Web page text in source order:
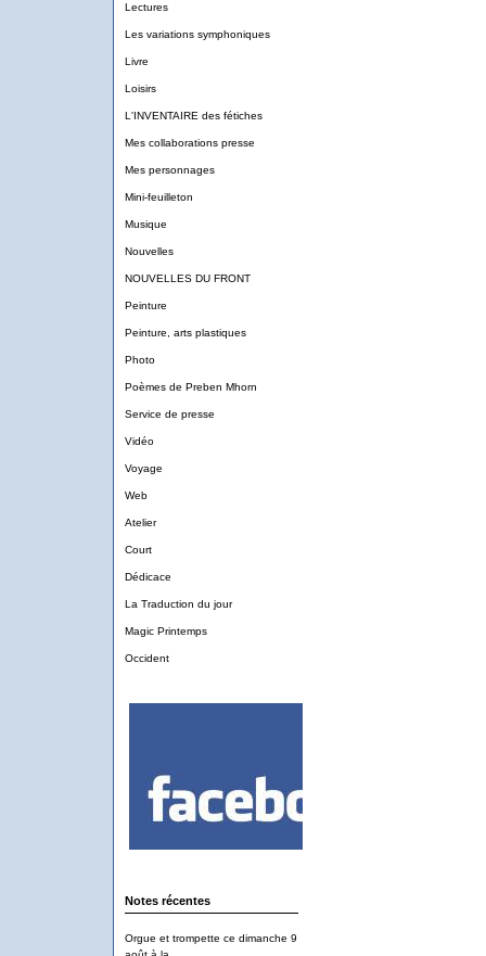
Lectures
Les variations symphoniques
Livre
Loisirs
L'INVENTAIRE des fétiches
Mes collaborations presse
Mes personnages
Mini-feuilleton
Musique
Nouvelles
NOUVELLES DU FRONT
Peinture
Peinture, arts plastiques
Photo
Poèmes de Preben Mhorn
Service de presse
Vidéo
Voyage
Web
Atelier
Court
Dédicace
La Traduction du jour
Magic Printemps
Occident
Notes récentes
Orgue et trompette ce dimanche 9